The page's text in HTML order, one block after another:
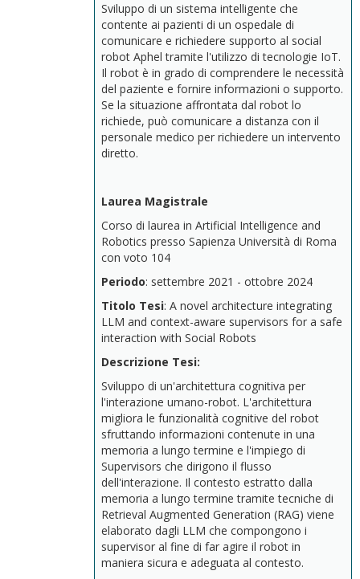
Sviluppo di un sistema intelligente che
contente ai pazienti di un ospedale di
comunicare e richiedere supporto al social
robot Aphel tramite l'utilizzo di tecnologie IoT.
Il robot è in grado di comprendere le necessità
del paziente e fornire informazioni o supporto.
Se la situazione affrontata dal robot lo
richiede, può comunicare a distanza con il
personale medico per richiedere un intervento
diretto.
Laurea Magistrale
Corso di laurea in Artificial Intelligence and
Robotics presso Sapienza Università di Roma
con voto 104
Periodo: settembre 2021 - ottobre 2024
Titolo Tesi: A novel architecture integrating
LLM and context-aware supervisors for a safe
interaction with Social Robots
Descrizione Tesi:
Sviluppo di un'architettura cognitiva per
l'interazione umano-robot. L'architettura
migliora le funzionalità cognitive del robot
sfruttando informazioni contenute in una
memoria a lungo termine e l'impiego di
Supervisors che dirigono il flusso
dell'interazione. Il contesto estratto dalla
memoria a lungo termine tramite tecniche di
Retrieval Augmented Generation (RAG) viene
elaborato dagli LLM che compongono i
supervisor al fine di far agire il robot in
maniera sicura e adeguata al contesto.